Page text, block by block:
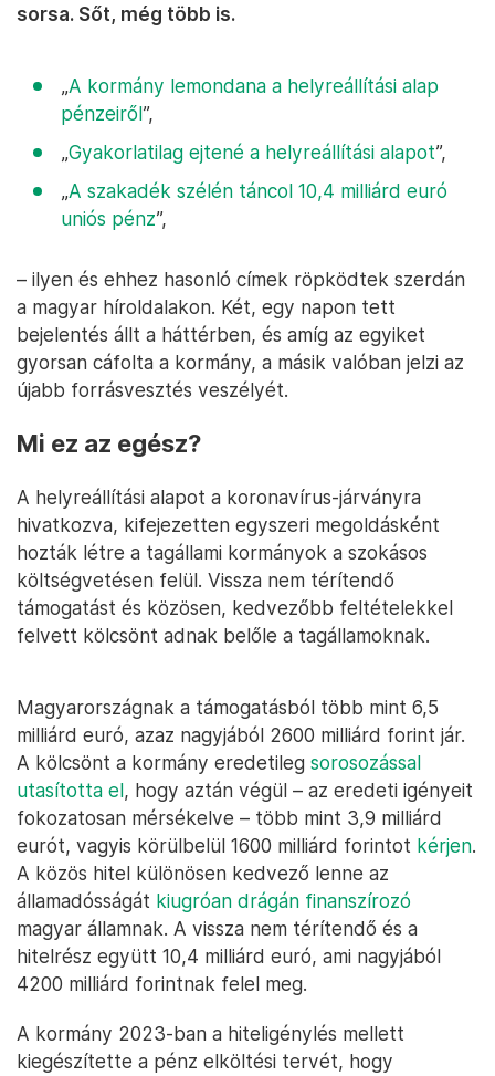
sorsa. Sőt, még több is.
„A kormány lemondana a helyreállítási alap
pénzeiről”,
„Gyakorlatilag ejtené a helyreállítási alapot”,
„A szakadék szélén táncol 10,4 milliárd euró
uniós pénz”,
– ilyen és ehhez hasonló címek röpködtek szerdán
a magyar híroldalakon. Két, egy napon tett
bejelentés állt a háttérben, és amíg az egyiket
gyorsan cáfolta a kormány, a másik valóban jelzi az
újabb forrásvesztés veszélyét.
Mi ez az egész?
A helyreállítási alapot a koronavírus-járványra
hivatkozva, kifejezetten egyszeri megoldásként
hozták létre a tagállami kormányok a szokásos
költségvetésen felül. Vissza nem térítendő
támogatást és közösen, kedvezőbb feltételekkel
felvett kölcsönt adnak belőle a tagállamoknak.
Magyarországnak a támogatásból több mint 6,5
milliárd euró, azaz nagyjából 2600 milliárd forint jár.
A kölcsönt a kormány eredetileg sorosozással
utasította el, hogy aztán végül – az eredeti igényeit
fokozatosan mérsékelve – több mint 3,9 milliárd
eurót, vagyis körülbelül 1600 milliárd forintot kérjen.
A közös hitel különösen kedvező lenne az
államadósságát kiugróan drágán finanszírozó
magyar államnak. A vissza nem térítendő és a
hitelrész együtt 10,4 milliárd euró, ami nagyjából
4200 milliárd forintnak felel meg.
A kormány 2023-ban a hiteligénylés mellett
kiegészítette a pénz elköltési tervét, hogy